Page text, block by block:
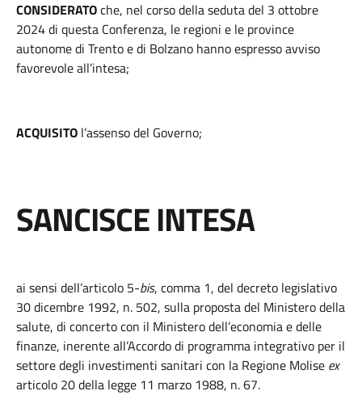
CONSIDERATOche, nel corso della seduta del 3 ottobre
2024 di questa Conferenza, le regioni e le province
autonome di Trento e di Bolzano hanno espresso avviso
favorevole all’intesa;
ACQUISITO l’assenso del Governo;
SANCISCE INTESA
ai sensi dell’articolo 5-bis, comma 1, del decreto legislativo
30 dicembre 1992, n. 502, sulla proposta del Ministero della
salute, di concerto con il Ministero dell’economia e delle
finanze, inerente all’Accordo di programma integrativo per il
settore degli investimenti sanitari con la Regione Molise ex
articolo 20 della legge 11 marzo 1988, n. 67.